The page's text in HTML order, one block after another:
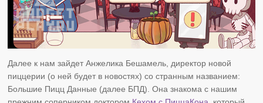
Далее к нам зайдет Анжелика Бешамель, директор новой
пиццерии (о ней будет в новостях) со странным названием:
Большие Пицц Данные (далее БПД). Она знакома с нашим